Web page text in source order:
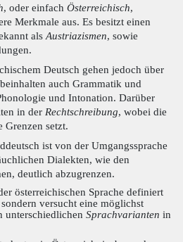
, oder einfach Österreichisch,
Merkmale aus. Es besitzt einen
als Austriazismen, sowie
Deutsch gehen jedoch über
auch Grammatik und
und Intonation. Darüber
in der Rechtschreibung, wobei die
Grenzen setzt.
ist von der Umgangssprache
Dialekten, wie den
deutlich abzugrenzen.
österreichischen Sprache definiert
versucht eine möglichst
unterschiedlichen Sprachvarianten in